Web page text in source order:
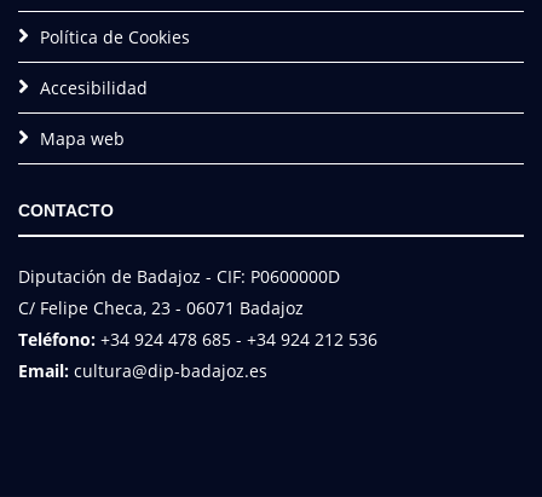
Política de Cookies
Accesibilidad
Mapa web
CONTACTO
Diputación de Badajoz - CIF: P0600000D
C/ Felipe Checa, 23 - 06071 Badajoz
Teléfono: +34 924 478 685 - +34 924 212 536
Email: cultura@dip-badajoz.es